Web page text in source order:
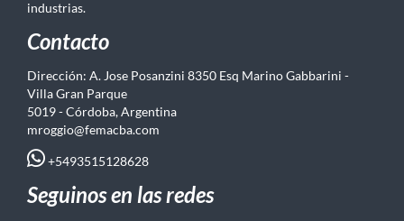
industrias.
Contacto
Dirección: A. Jose Posanzini 8350 Esq Marino Gabbarini -
Villa Gran Parque
5019 - Córdoba, Argentina
mroggio@femacba.com
+5493515128628
Seguinos en las redes